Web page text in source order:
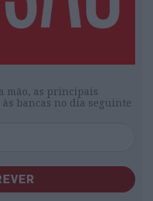
mão, as principais
bancas no dia seguinte